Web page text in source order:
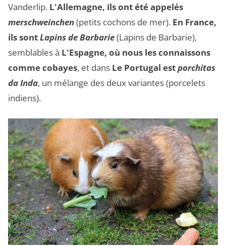
Vanderlip. L'Allemagne, ils ont été appelés
merschweinchen(petits cochons de mer). En France,
ils sontLapins de Barbarie(Lapins de Barbarie),
semblables à L'Espagne, où nous les connaissons
comme cobayes, et dans Le Portugal estporchitas
da Inda, un mélange des deux variantes (porcelets
indiens).